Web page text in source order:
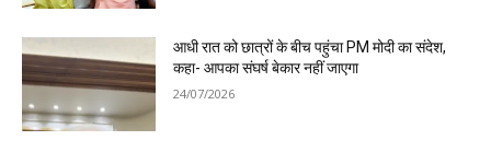
आधी रात को छात्रों के बीच पहुंचा PM मोदी का संदेश,
कहा- आपका संघर्ष बेकार नहीं जाएगा
24/07/2026